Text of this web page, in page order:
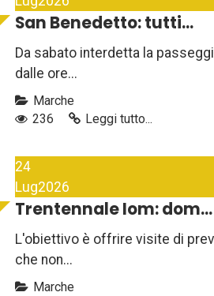
San Benedetto: tutti...
Da sabato interdetta la
dalle ore...
Marche
236
Leggi tutto...
24
Lug2026
Trentennale Iom: dom...
L'obiettivo è offrire visite di
che non...
Marche